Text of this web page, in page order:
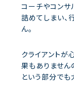
コーチやコンサ
詰めてしまい、
ん。
クライアントが
果もありませ
という部分でも